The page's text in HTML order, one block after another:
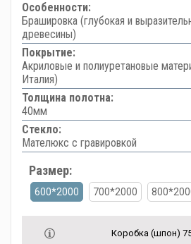
Особенности:
Брашировка (глубокая и
древесины)
Покрытие:
Акриловые и полиуретановые
Италия)
Толщина полотна:
40мм
Стекло:
Мателюкс с гравировкой
Размер:
600*2000 700*2000
Коробка (шпон)